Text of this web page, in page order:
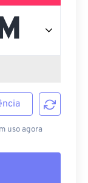
uso agora